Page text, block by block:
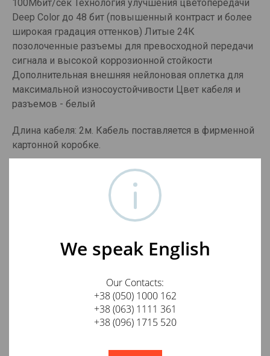
100Мбит/сек Технология улучшения цветопередачи
Deep Color до 48 бит (повышенный контраст и более
широкая градация оттенков) Литые 24К
позолоченные разъемы для превосходной передачи
сигнала и высокой коррозионной стойкости
Дополнительная внешняя нейлоновая оплетка для
максимальной износоустойчивости Цвет кабеля и
разъемов - белый
Длина кабеля: 2м. Кабель поставляется в фирменной
картонной коробке.
Отзывы о JenTech HDMI A-mini C Cable 2m
Оставить отзыв о товаре
We speak English
Our Contacts:
+38 (050) 1000 162
+38 (063) 1111 361
+38 (096) 1715 520
!
Not valid!